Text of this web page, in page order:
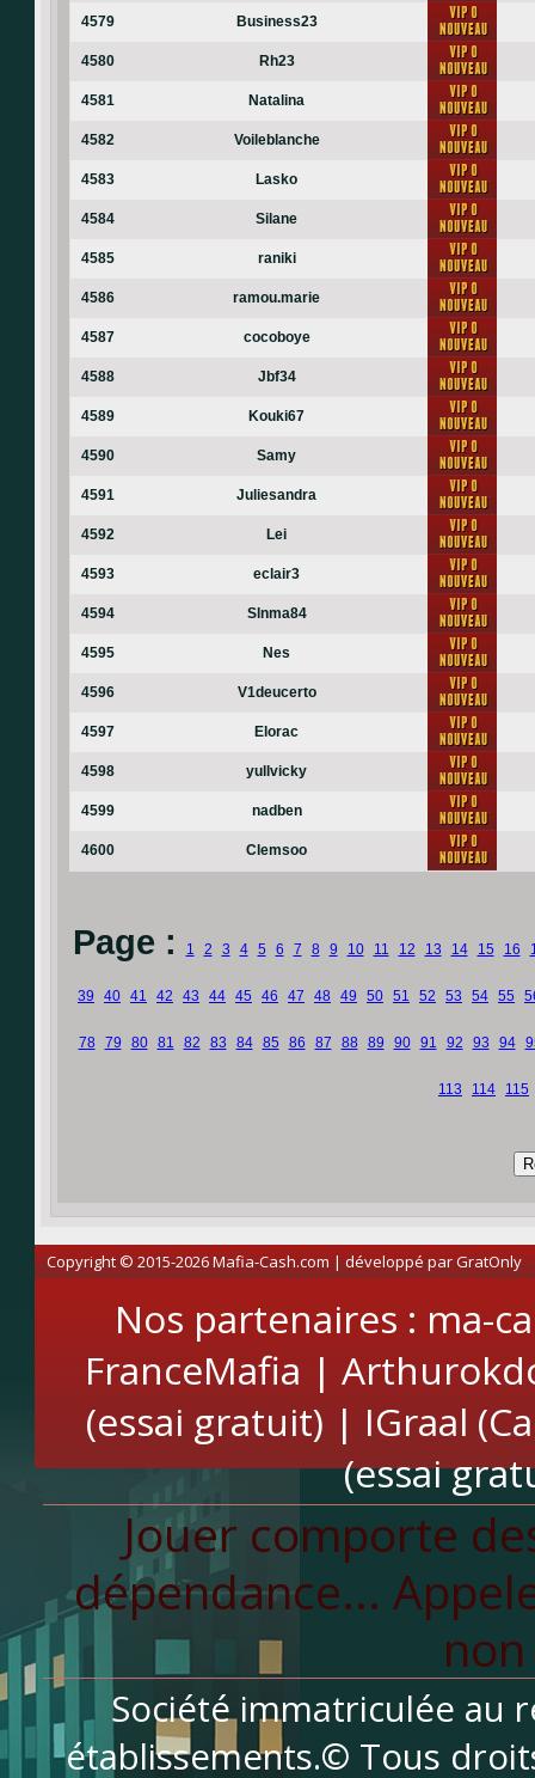
4579 Business23
4580 Rh23
4581 Natalina
4582 Voileblanche
4583 Lasko
4584 Silane
4585 raniki
4586 ramou.marie
4587 cocoboye
4588 Jbf34
4589 Kouki67
4590 Samy
4591 Juliesandra
4592 Lei
4593 eclair3
4594 Slnma84
4595 Nes
4596 V1deucerto
4597 Elorac
4598 yullvicky
4599 nadben
4600 Clemsoo
Page : 1 2 3 4 5 6 7 8 9 10 11 12 13 14 15 16
39 40 41 42 43 44 45 46 47 48 49 50 51 52 53 54 55
78 79 80 81 82 83 84 85 86 87 88 89 90 91 92 93 94
113 114 115
Copyright © 2015-2026 Mafia-Cash.com | développé parGratOnly
Nos partenaires : ma-
FranceMafia |
(essai gratuit) | IGraal
(essai
Jouer comporte
dépendance...
Société immatriculée au
établissements.© Tous